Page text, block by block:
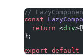
//
const
  return
<div>
};
export default